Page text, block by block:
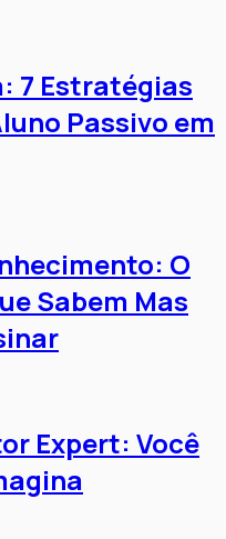
7 Estratégias
Passivo em
O
Sabem Mas
Expert: Você